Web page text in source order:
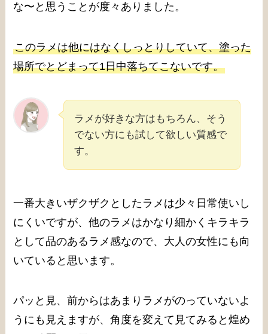
な〜と思うことが度々ありました。
このラメは他にはなくしっとりしていて、塗った
場所でとどまって1日中落ちてこないです。
ラメが好きな方はもちろん、そう
でない方にも試して欲しい質感で
す。
一番大きいザクザクとしたラメは少々日常使いし
にくいですが、他のラメはかなり細かくキラキラ
として品のあるラメ感なので、大人の女性にも向
いていると思います。
パッと見、前からはあまりラメがのっていないよ
うにも見えますが、角度を変えて見てみると煌め